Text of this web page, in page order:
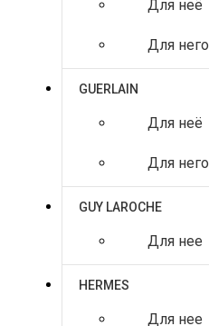
Для неё
Для него
GUERLAIN
Для неё
Для него
GUY LAROCHE
Для нее
HERMES
Для нее